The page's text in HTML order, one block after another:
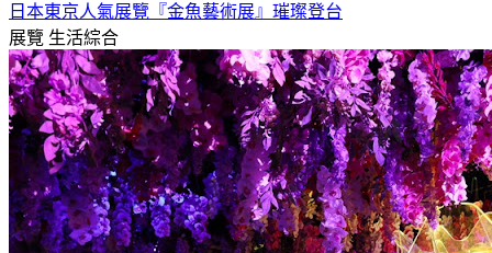
日本東京人氣展覽『金魚藝術展』璀璨登台
展覽 生活綜合